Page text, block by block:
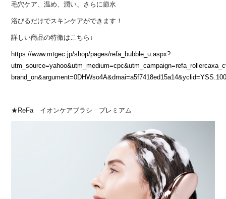
毛穴ケア、温め、潤い、さらに節水
浴びるだけでスキンケアができます！
詳しい商品の特徴はこちら↓
https://www.mtgec.jp/shop/pages/refa_bubble_u.aspx?
★ReFa イオンケアブラシ プレミアム